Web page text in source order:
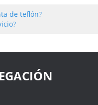
de teflón?